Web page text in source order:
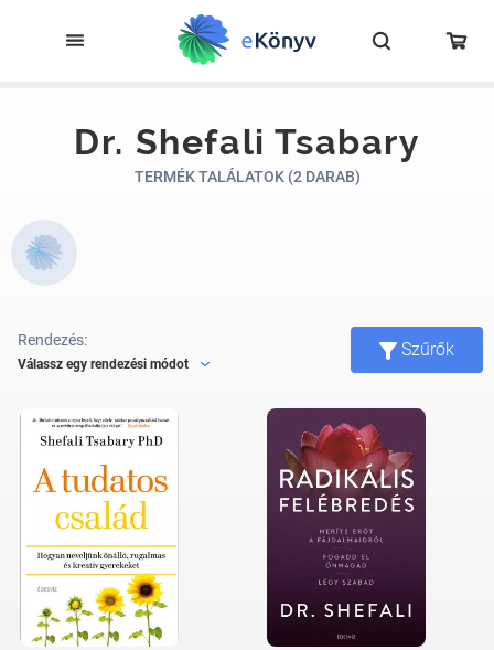
Dr. Shefali Tsabary
TERMÉK TALÁLATOK (2 DARAB)
Rendezés:
Válassz egy rendezési módot
Szűrők